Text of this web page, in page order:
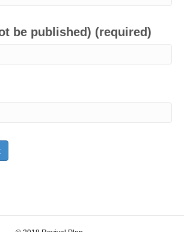
be published) (required)